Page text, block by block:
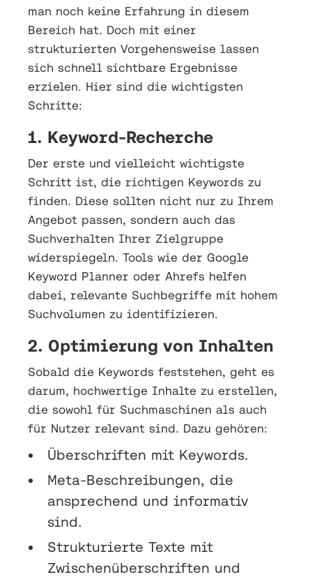
man noch keine Erfahrung in diesem
Bereich hat. Doch mit einer
strukturierten Vorgehensweise lassen
sich schnell sichtbare Ergebnisse
erzielen. Hier sind die wichtigsten
Schritte:
1. Keyword-Recherche
Der erste und vielleicht wichtigste
Schritt ist, die richtigen Keywords zu
finden. Diese sollten nicht nur zu Ihrem
Angebot passen, sondern auch das
Suchverhalten Ihrer Zielgruppe
widerspiegeln. Tools wie der Google
Keyword Planner oder Ahrefs helfen
dabei, relevante Suchbegriffe mit hohem
Suchvolumen zu identifizieren.
2. Optimierung von Inhalten
Sobald die Keywords feststehen, geht es
darum, hochwertige Inhalte zu erstellen,
die sowohl für Suchmaschinen als auch
für Nutzer relevant sind. Dazu gehören:
Überschriften mit Keywords.
Meta-Beschreibungen, die
ansprechend und informativ
sind.
Strukturierte Texte mit
Zwischenüberschriften und